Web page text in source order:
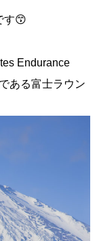
す😙
Endurance
ある富士ラウン